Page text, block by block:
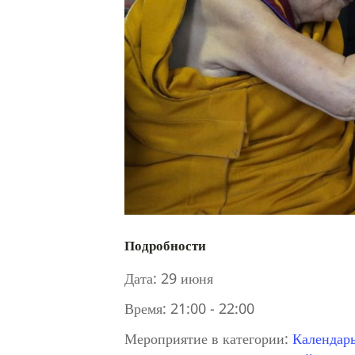
Подробности
Дата: 29 июня
Время: 21:00 - 22:00
Мероприятие в категории: